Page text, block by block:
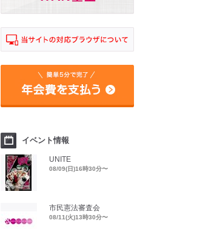
イベント情報
UNITE
08/09(日)16時30分〜
市民憲法審査会
08/11(火)13時30分〜